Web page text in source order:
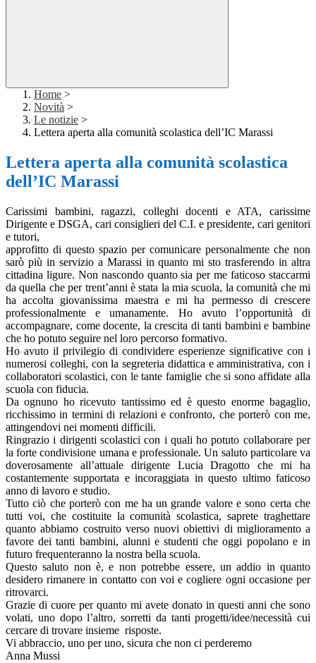
Home >
Novità >
Le notizie >
Lettera aperta alla comunità scolastica dell’IC Marassi
Lettera aperta alla comunità scolastica
dell’IC Marassi
Carissimi bambini, ragazzi, colleghi docenti e ATA, carissime
Dirigente e DSGA, cari consiglieri del C.I. e presidente, cari genitori
e tutori,
approfitto di questo spazio per comunicare personalmente che non
sarò più in servizio a Marassi in quanto mi sto trasferendo in altra
cittadina ligure. Non nascondo quanto sia per me faticoso staccarmi
da quella che per trent’anni è stata la mia scuola, la comunità che mi
ha accolta giovanissima maestra e mi ha permesso di crescere
professionalmente e umanamente. Ho avuto l’opportunità di
accompagnare, come docente, la crescita di tanti bambini e bambine
che ho potuto seguire nel loro percorso formativo.
Ho avuto il privilegio di condividere esperienze significative con i
numerosi colleghi, con la segreteria didattica e amministrativa, con i
collaboratori scolastici, con le tante famiglie che si sono affidate alla
scuola con fiducia.
Da ognuno ho ricevuto tantissimo ed è questo enorme bagaglio,
ricchissimo in termini di relazioni e confronto, che porterò con me,
attingendovi nei momenti difficili.
Ringrazio i dirigenti scolastici con i quali ho potuto collaborare per
la forte condivisione umana e professionale. Un saluto particolare va
doverosamente all’attuale dirigente Lucia Dragotto che mi ha
costantemente supportata e incoraggiata in questo ultimo faticoso
anno di lavoro e studio.
Tutto ciò che porterò con me ha un grande valore e sono certa che
tutti voi, che costituite la comunità scolastica, saprete traghettare
quanto abbiamo costruito verso nuovi obiettivi di miglioramento a
favore dei tanti bambini, alunni e studenti che oggi popolano e in
futuro frequenteranno la nostra bella scuola.
Questo saluto non è, e non potrebbe essere, un addio in quanto
desidero rimanere in contatto con voi e cogliere ogni occasione per
ritrovarci.
Grazie di cuore per quanto mi avete donato in questi anni che sono
volati, uno dopo l’altro, sorretti da tanti progetti/idee/necessità cui
cercare di trovare insieme risposte.
Vi abbraccio, uno per uno, sicura che non ci perderemo
Anna Mussi